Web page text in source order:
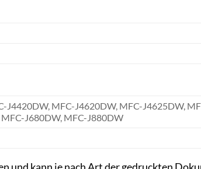
J4420DW, MFC-J4620DW, MFC-J4625DW,
J680DW, MFC-J880DW